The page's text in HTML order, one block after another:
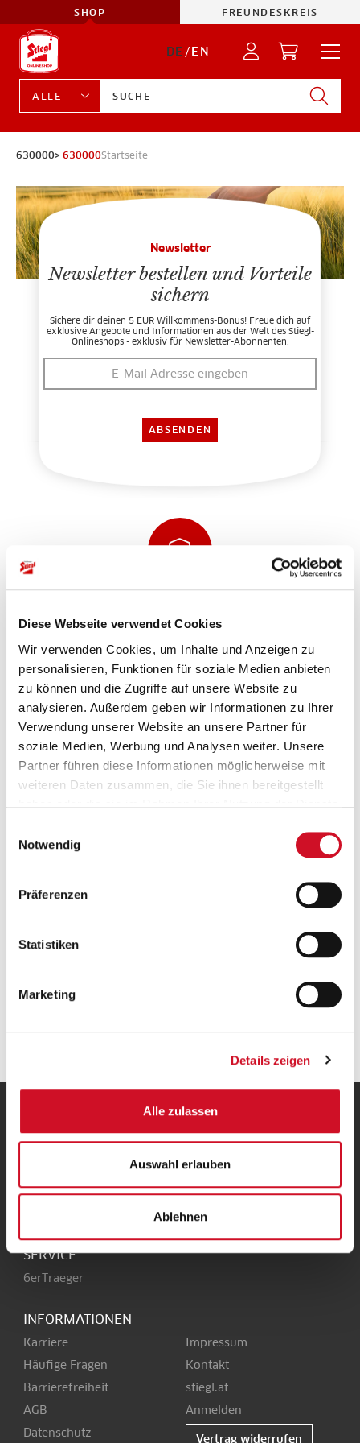
Diese Webseite verwendet Cookies
Wir verwenden Cookies, um Inhalte und Anzeigen zu
personalisieren, Funktionen für soziale Medien anbieten
zu können und die Zugriffe auf unsere Website zu
analysieren. Außerdem geben wir Informationen zu Ihrer
Verwendung unserer Website an unsere Partner für
soziale Medien, Werbung und Analysen weiter. Unsere
Partner führen diese Informationen möglicherweise mit
weiteren Daten zusammen, die Sie ihnen bereitgestellt
Notwendig
Präferenzen
Statistiken
Marketing
Details zeigen
Alle zulassen
Auswahl erlauben
Ablehnen
SHOP FREUNDESKREIS
DE/EN
630000> 630000Startseite
Newsletter
Newsletter bestellen und Vorteile
sichern
Sichere dir deinen 5 EUR Willkommens-Bonus! Freue dich auf
exklusive Angebote und Informationen aus der Welt des Stiegl-
Onlineshops - exklusiv für Newsletter-Abonnenten.
Ab einem Bestellwert von 50 Euro wird deine
Stieglbrauerei
+43 50 1492-0
SERVICE
6erTraeger
INFORMATIONEN
Karriere
Häufige Fragen
Barrierefreiheit
AGB
Datenschutz
Impressum
Kontakt
stiegl.at
Anmelden
Vertrag widerrufen